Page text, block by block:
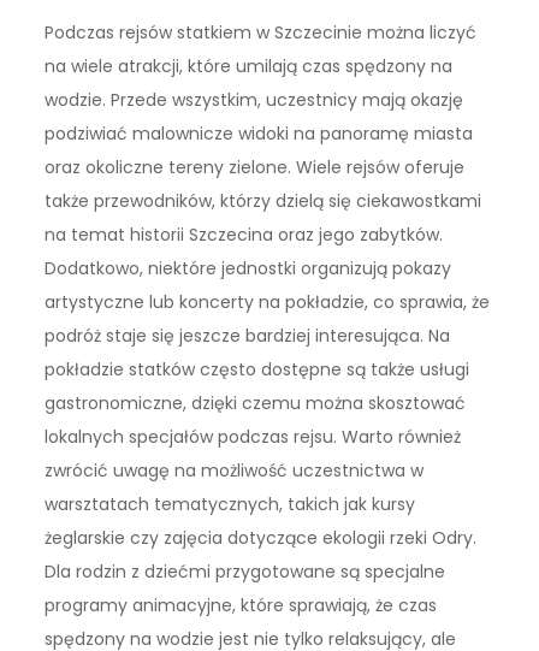
Podczas rejsów statkiem w Szczecinie można liczyć
na wiele atrakcji, które umilają czas spędzony na
wodzie. Przede wszystkim, uczestnicy mają okazję
podziwiać malownicze widoki na panoramę miasta
oraz okoliczne tereny zielone. Wiele rejsów oferuje
także przewodników, którzy dzielą się ciekawostkami
na temat historii Szczecina oraz jego zabytków.
Dodatkowo, niektóre jednostki organizują pokazy
artystyczne lub koncerty na pokładzie, co sprawia, że
podróż staje się jeszcze bardziej interesująca. Na
pokładzie statków często dostępne są także usługi
gastronomiczne, dzięki czemu można skosztować
lokalnych specjałów podczas rejsu. Warto również
zwrócić uwagę na możliwość uczestnictwa w
warsztatach tematycznych, takich jak kursy
żeglarskie czy zajęcia dotyczące ekologii rzeki Odry.
Dla rodzin z dziećmi przygotowane są specjalne
programy animacyjne, które sprawiają, że czas
spędzony na wodzie jest nie tylko relaksujący, ale